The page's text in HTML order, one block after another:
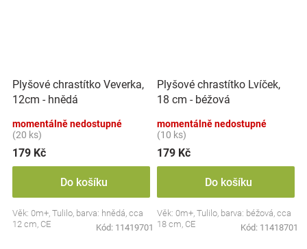
Plyšové chrastítko Veverka,
12cm - hnědá
momentálně nedostupné
(20 ks)
179 Kč
Do košíku
Věk: 0m+, Tulilo, barva: hnědá, cca
12 cm, CE
Kód: 11419701
Plyšové chrastítko Lvíček,
18 cm - béžová
momentálně nedostupné
(10 ks)
179 Kč
Do košíku
Věk: 0m+, Tulilo, barva: béžová, cca
18 cm, CE
Kód: 11418701